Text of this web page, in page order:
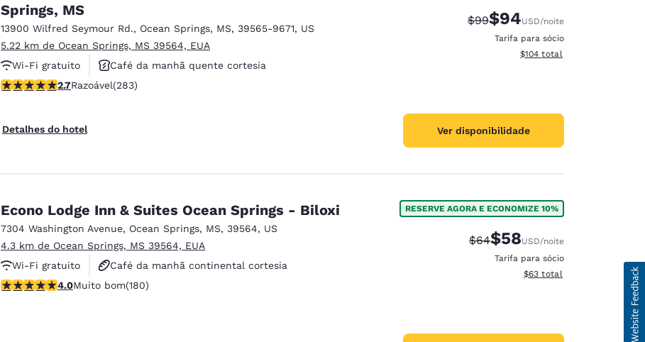
Springs, MS
13900 Wilfred Seymour Rd., Ocean Springs, MS, 39565-9671, US
5.22 km de Ocean Springs, MS 39564, EUA
Wi-Fi gratuito
Café da manhã quente cortesia
Aceita animais de estimação
classificação 2.71 estrelas. Razoável. 283 avaliações
2.7Razoável(283)
Detalhes do hotel
Tarifa anterior “tachada”:
$99Tarifa com desconto:
$94USD/noite
Tarifa para sócio
Exibir detalhes do total
$104 total
Ver disponibilidade
Econo Lodge Inn & Suites Ocean Springs - Biloxi
7304 Washington Avenue, Ocean Springs, MS, 39564, US
4.3 km de Ocean Springs, MS 39564, EUA
Wi-Fi gratuito
Café da manhã continental cortesia
Aceita animais de estimação
classificação 4.03 estrelas. Muito bom. 180 avaliações
4.0Muito bom(180)
RESERVE AGORA E ECONOMIZE 10%
Tarifa anterior “tachada”:
$64Tarifa com desconto:
$58USD/noite
Tarifa para sócio
Exibir detalhes do total
$63 total